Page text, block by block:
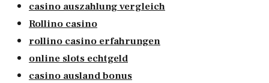
casino auszahlung vergleich
Rollino casino
rollino casino erfahrungen
online slots echtgeld
casino ausland bonus